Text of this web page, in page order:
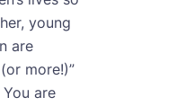
young
are
more!)”
are